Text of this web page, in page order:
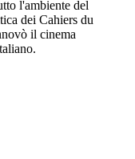
l'ambiente del
dei Cahiers du
il cinema